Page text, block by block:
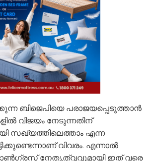
ബിജെപിയെ പരാജയപ്പെടുത്താന്‍
വിജയം നേടുന്നതിന്
സഖ്യത്തിലെത്താം എന്ന
വിവരം. എന്നാല്‍
നേതൃത്വവുമായി ഇത് വരെ